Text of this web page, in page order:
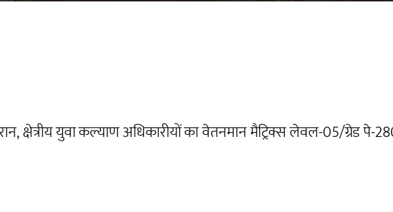
क्षेत्रीय युवा कल्याण अधिकारीयों का वेतनमान मैट्रिक्स लेवल-05/ग्रेड